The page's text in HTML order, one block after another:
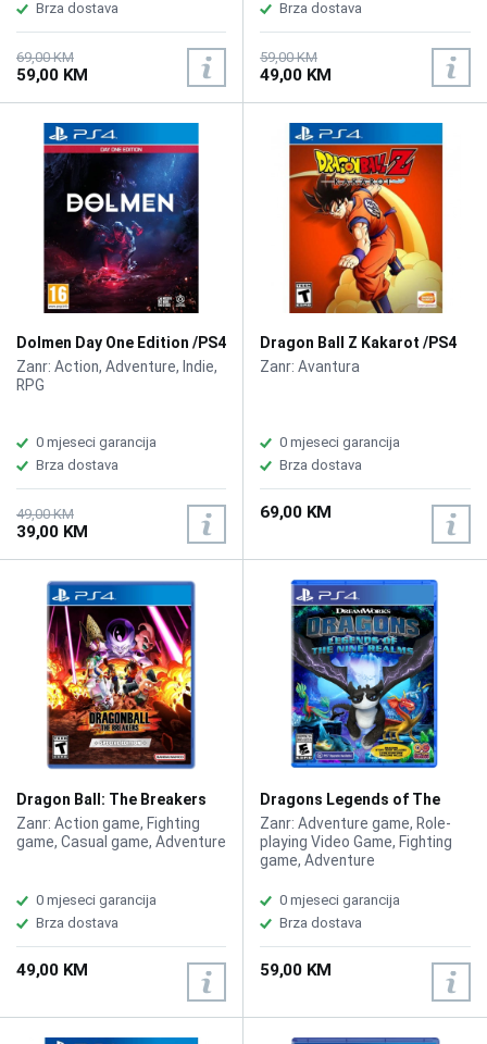
Brza dostava
69,00 KM
59,00 KM
Brza dostava
59,00 KM
49,00 KM
Dolmen Day One Edition /PS4
Zanr: Action, Adventure, Indie,
RPG
0 mjeseci garancija
Brza dostava
49,00 KM
39,00 KM
Dragon Ball Z Kakarot /PS4
Zanr: Avantura
0 mjeseci garancija
Brza dostava
69,00 KM
Dragon Ball: The Breakers
Special Edition /PS4
Zanr: Action game, Fighting
game, Casual game, Adventure
0 mjeseci garancija
Brza dostava
49,00 KM
Dragons Legends of The
Nine Realms /PS4
Zanr: Adventure game, Role-
playing Video Game, Fighting
game, Adventure
0 mjeseci garancija
Brza dostava
59,00 KM